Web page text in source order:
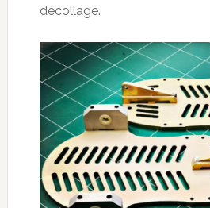
décollage.